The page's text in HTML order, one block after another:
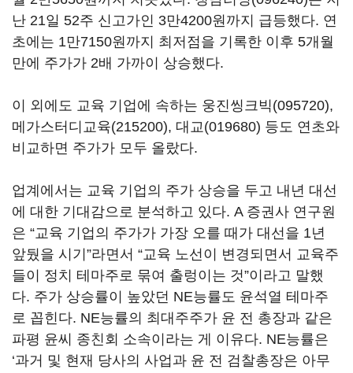
난 21일 52주 신고가인 3만4200원까지 급등했다. 연
초에는 1만7150원까지 최저점을 기록한 이후 5개월
만에 주가가 2배 가까이 상승했다.
이 외에도 교육 기업에 속하는 웅진씽크빅(095720),
메가스터디교육(215200), 대교(019680) 등도 연초와
비교하면 주가가 모두 올랐다.
업계에서는 교육 기업의 주가 상승을 두고 내년 대선
에 대한 기대감으로 분석하고 있다. A 증권사 연구원
은 “교육 기업의 주가가 가장 오를 때가 대선을 1년
앞뒀을 시기”라면서 “교육 노선이 변경되면서 교육주
들이 정치 테마주로 묶여 출렁이는 것”이라고 말했
다. 주가 상승률이 높았던 NE능률도 윤석열 테마주
로 꼽힌다. NE능률의 최대주주가 윤 전 총장과 같은
파평 윤씨 종친회 소속이라는 게 이유다. NE능률은
‘과거 및 현재 당사의 사업과 윤 전 검찰총장은 아무